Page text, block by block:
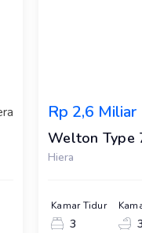
Rp 2,6 Miliar
Welton Type
Hiera
Kamar Tidur
3